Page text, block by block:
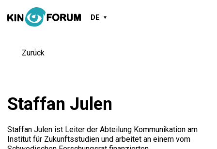
DE
Zurück
Staffan Julen
Staffan Julen ist Leiter der Abteilung Kommunikation am
Institut für Zukunftsstudien und arbeitet an einem vom